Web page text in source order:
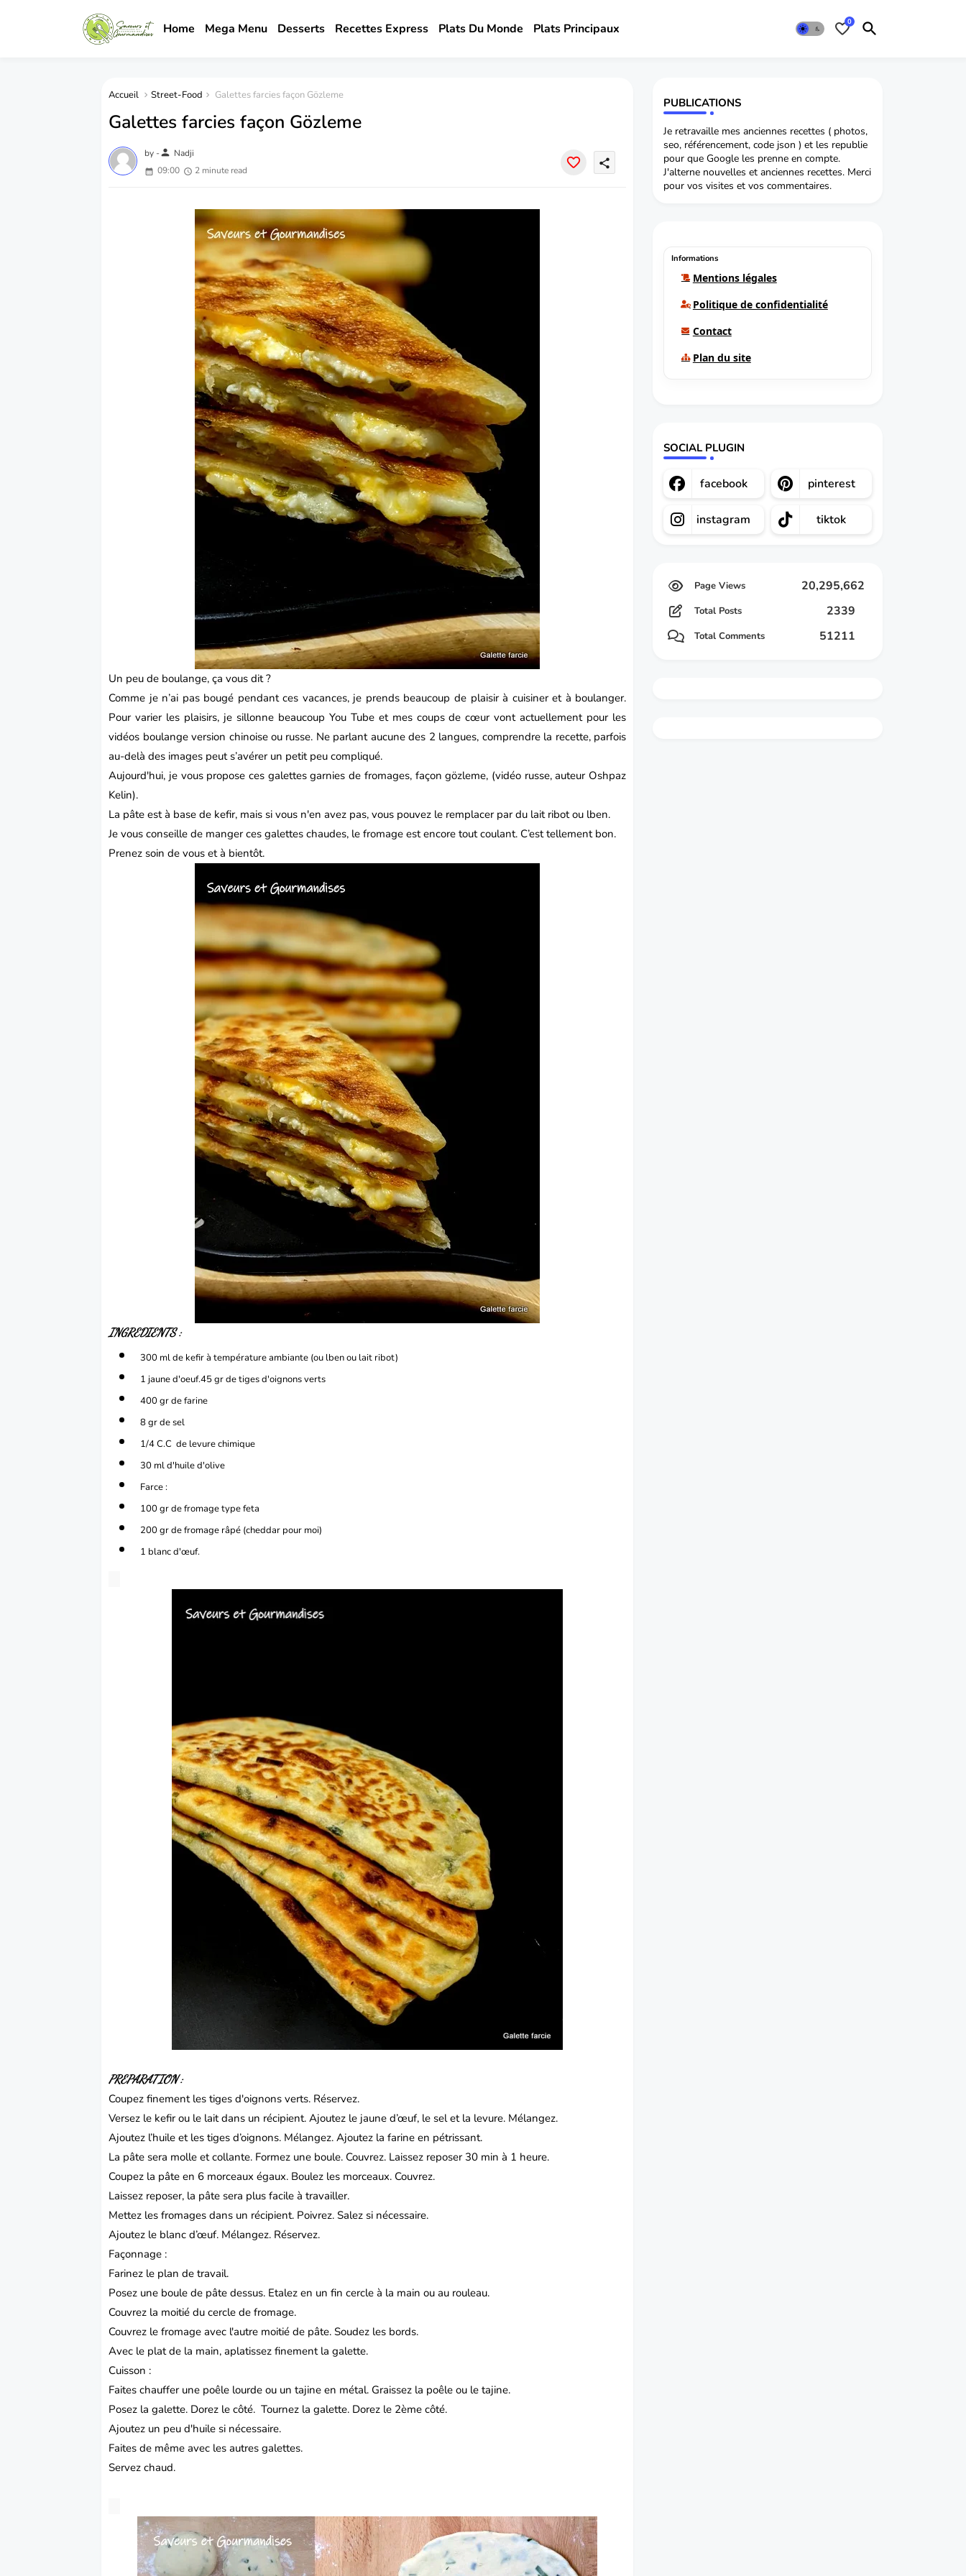
Home Mega Menu Desserts Recettes Express Plats Du Monde Plats Principaux 0
Accueil Street-Food Galettes farcies façon Gözleme
Galettes farcies façon Gözleme
by -person Nadji
09:00
2 minute read
share
Un peu de boulange, ça vous dit ?
Comme je n’ai pas bougé pendant ces vacances, je prends beaucoup de plaisir à cuisiner et à boulanger.
Pour varier les plaisirs, je sillonne beaucoup You Tube et mes coups de cœur vont actuellement pour les
vidéos boulange version chinoise ou russe. Ne parlant aucune des 2 langues, comprendre la recette, parfois
au-delà des images peut s’avérer un petit peu compliqué.
Aujourd'hui, je vous propose ces galettes garnies de fromages, façon gözleme, (vidéo russe, auteur Oshpaz
Kelin).
La pâte est à base de kefir, mais si vous n'en avez pas, vous pouvez le remplacer par du lait ribot ou lben.
Je vous conseille de manger ces galettes chaudes, le fromage est encore tout coulant. C’est tellement bon.
Prenez soin de vous et à bientôt.
INGREDIENTS :
300 ml de kefir à température ambiante (ou lben ou lait ribot)
1 jaune d'oeuf.45 gr de tiges d'oignons verts
400 gr de farine
8 gr de sel
1/4 C.C de levure chimique
30 ml d'huile d'olive
Farce :
100 gr de fromage type feta
200 gr de fromage râpé (cheddar pour moi)
1 blanc d'œuf.
PREPARATION :
Coupez finement les tiges d'oignons verts. Réservez.
Versez le kefir ou le lait dans un récipient. Ajoutez le jaune d’œuf, le sel et la levure. Mélangez.
Ajoutez l’huile et les tiges d’oignons. Mélangez. Ajoutez la farine en pétrissant.
La pâte sera molle et collante. Formez une boule. Couvrez. Laissez reposer 30 min à 1 heure.
Coupez la pâte en 6 morceaux égaux. Boulez les morceaux. Couvrez.
Laissez reposer, la pâte sera plus facile à travailler.
Mettez les fromages dans un récipient. Poivrez. Salez si nécessaire.
Ajoutez le blanc d’œuf. Mélangez. Réservez.
Façonnage :
Farinez le plan de travail.
Posez une boule de pâte dessus. Etalez en un fin cercle à la main ou au rouleau.
Couvrez la moitié du cercle de fromage.
Couvrez le fromage avec l'autre moitié de pâte. Soudez les bords.
Avec le plat de la main, aplatissez finement la galette.
Cuisson :
Faites chauffer une poêle lourde ou un tajine en métal. Graissez la poêle ou le tajine.
Posez la galette. Dorez le côté. Tournez la galette. Dorez le 2ème côté.
Ajoutez un peu d'huile si nécessaire.
Faites de même avec les autres galettes.
Servez chaud.
PUBLICATIONS
Je retravaille mes anciennes recettes ( photos,
seo, référencement, code json ) et les republie
pour que Google les prenne en compte.
J'alterne nouvelles et anciennes recettes. Merci
pour vos visites et vos commentaires.
Informations
Mentions légales
Politique de confidentialité
Contact
Plan du site
SOCIAL PLUGIN
facebook pinterest
instagram tiktok
20,295,662
Total Posts 2339
Total Comments 51211